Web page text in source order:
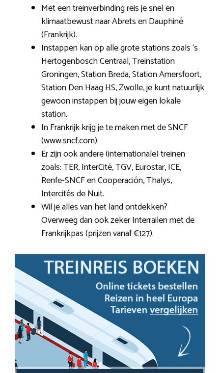
Met een treinverbinding reis je snel en
klimaatbewust naar Abrets en Dauphiné
(Frankrijk).
Instappen kan op alle grote stations zoals ‘s
Hertogenbosch Centraal, Treinstation
Groningen, Station Breda, Station Amersfoort,
Station Den Haag HS, Zwolle, je kunt natuurlijk
gewoon instappen bij jouw eigen lokale
station.
In Frankrijk krijg je te maken met de SNCF
(www.sncf.com).
Er zijn ook andere (internationale) treinen
zoals: TER, InterCité, TGV, Eurostar, ICE,
Renfe-SNCF en Cooperación, Thalys,
Intercités de Nuit.
Wil je alles van het land ontdekken?
Overweeg dan ook zeker Interrailen met de
Frankrijkpas (prijzen vanaf €127).